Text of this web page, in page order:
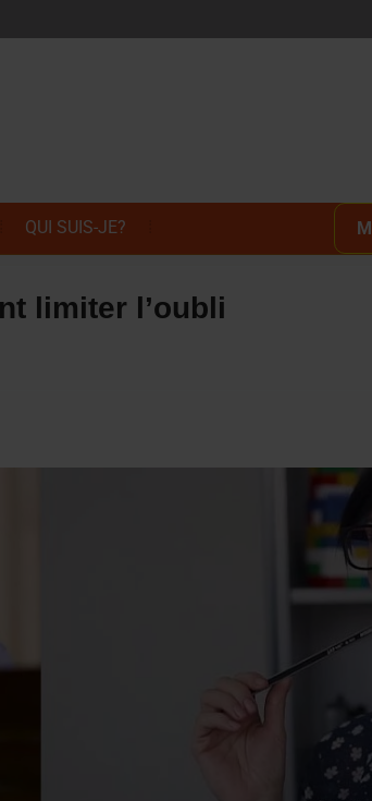
QUI SUIS-JE?
limiter l’oubli